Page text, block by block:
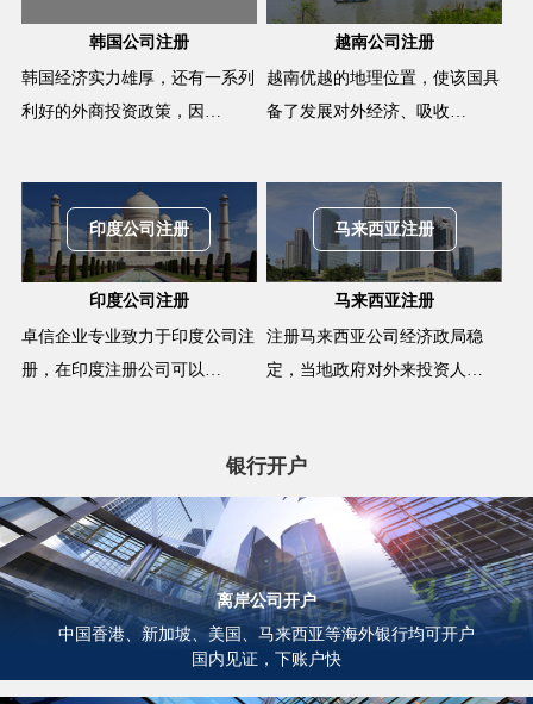
韩国公司注册
韩国经济实力雄厚，还有一系列
利好的外商投资政策，因…
越南公司注册
越南优越的地理位置，使该国具
备了发展对外经济、吸收…
印度公司注册
印度公司注册
卓信企业专业致力于印度公司注
册，在印度注册公司可以…
马来西亚注册
马来西亚注册
注册马来西亚公司经济政局稳
定，当地政府对外来投资人…
银行开户
离岸公司开户
中国香港、新加坡、美国、马来西亚等海外银行均可开户
国内见证，下账户快